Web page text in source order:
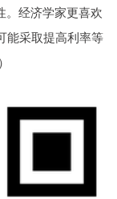
。经济学家更喜欢
能采取提高利率等